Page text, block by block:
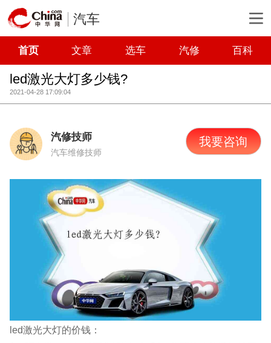
汽车
首页 文章 选车 汽修 百科
led激光大灯多少钱?
2021-04-28 17:09:04
汽修技师
汽车维修技师
我要咨询
led激光大灯的价钱：